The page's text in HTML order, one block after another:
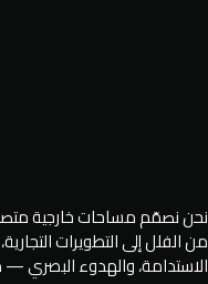
نحن نصمّم مساحات خارجية
من الفلل إلى التطويرات
الاستدامة، والهدوء